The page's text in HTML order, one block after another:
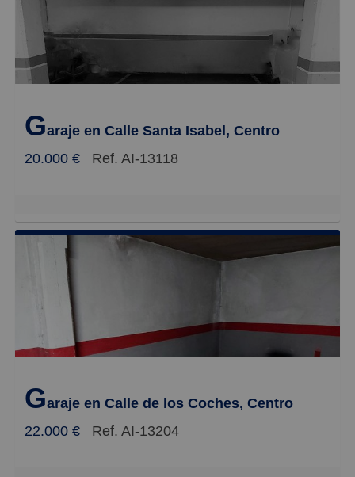
Garaje en Calle Santa Isabel, Centro
20.000 €
Ref. AI-13118
Garaje en Calle de los Coches, Centro
22.000 €
Ref. AI-13204